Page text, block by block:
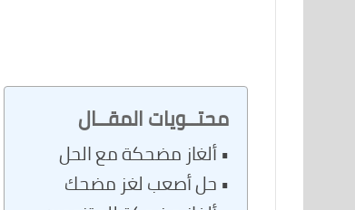
محتــويات المقــال
ألغاز مضحكة مع الحل
حل أصعب لغز مضحك